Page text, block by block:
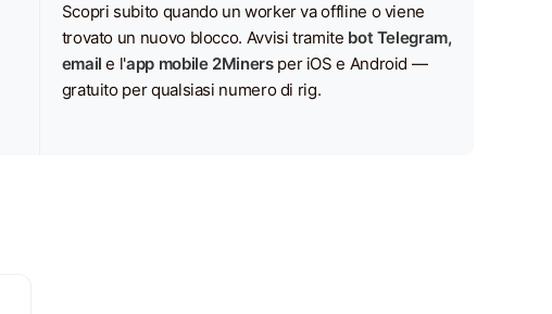
Scopri subito quando un worker va offline o viene
trovato un nuovo blocco. Avvisi tramite bot Telegram,
email e l'app mobile 2Minersper iOS e Android —
gratuito per qualsiasi numero di rig.